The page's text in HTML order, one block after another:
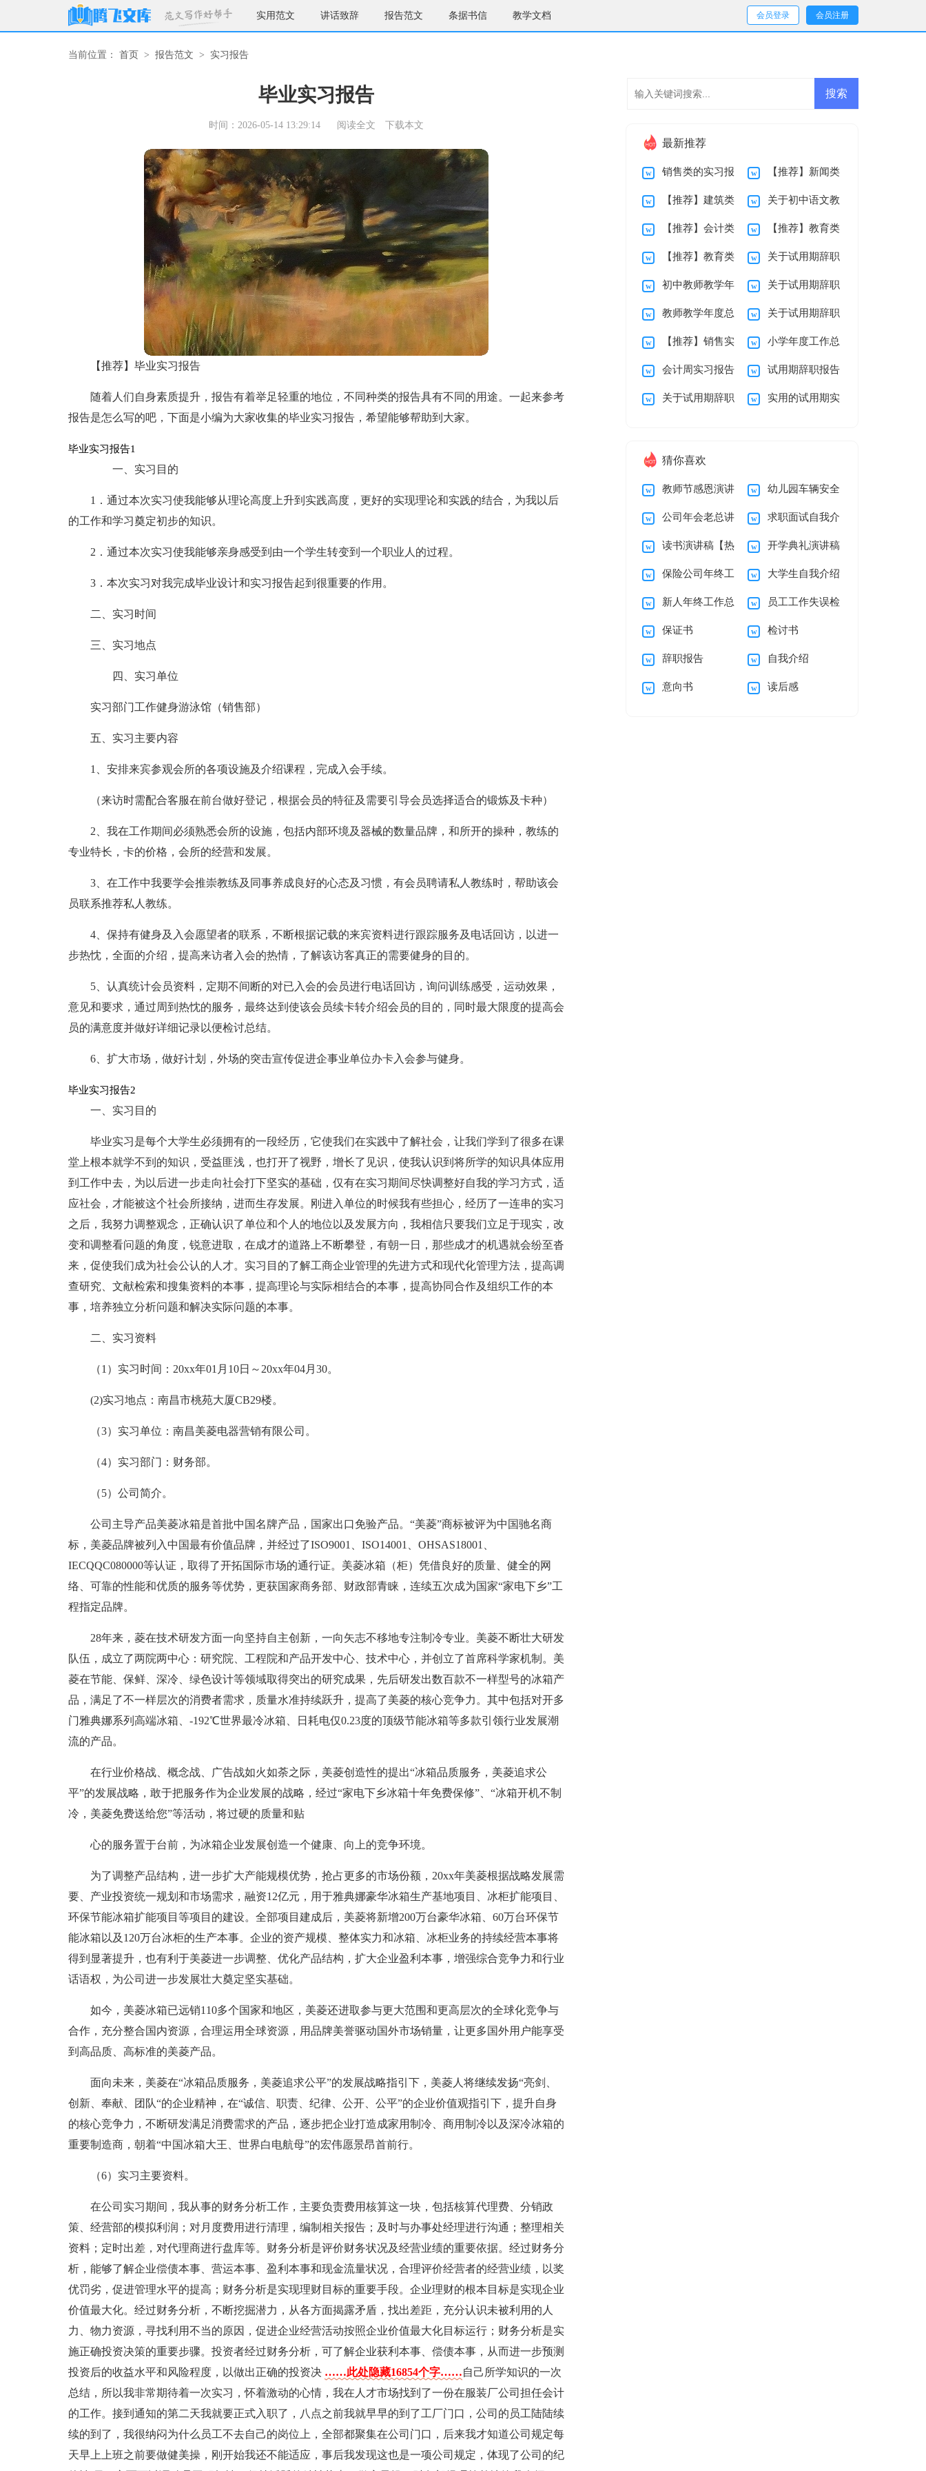
实用范文 讲话致辞 报告范文 条据书信 教学文档 会员登录 会员注册
当前位置： 首页 > 报告范文 > 实习报告
毕业实习报告
时间：2026-05-14 13:29:14 阅读全文 下载本文
【推荐】毕业实习报告
随着人们自身素质提升，报告有着举足轻重的地位，不同种类的报告具有不同的用途。一起来参考
报告是怎么写的吧，下面是小编为大家收集的毕业实习报告，希望能够帮助到大家。
毕业实习报告1
一、实习目的
1．通过本次实习使我能够从理论高度上升到实践高度，更好的实现理论和实践的结合，为我以后
的工作和学习奠定初步的知识。
2．通过本次实习使我能够亲身感受到由一个学生转变到一个职业人的过程。
3．本次实习对我完成毕业设计和实习报告起到很重要的作用。
二、实习时间
三、实习地点
四、实习单位
实习部门工作健身游泳馆（销售部）
五、实习主要内容
1、安排来宾参观会所的各项设施及介绍课程，完成入会手续。
（来访时需配合客服在前台做好登记，根据会员的特征及需要引导会员选择适合的锻炼及卡种）
2、我在工作期间必须熟悉会所的设施，包括内部环境及器械的数量品牌，和所开的操种，教练的
专业特长，卡的价格，会所的经营和发展。
3、在工作中我要学会推崇教练及同事养成良好的心态及习惯，有会员聘请私人教练时，帮助该会
员联系推荐私人教练。
4、保持有健身及入会愿望者的联系，不断根据记载的来宾资料进行跟踪服务及电话回访，以进一
步热忱，全面的介绍，提高来访者入会的热情，了解该访客真正的需要健身的目的。
5、认真统计会员资料，定期不间断的对已入会的会员进行电话回访，询问训练感受，运动效果，
意见和要求，通过周到热忱的服务，最终达到使该会员续卡转介绍会员的目的，同时最大限度的提高会
员的满意度并做好详细记录以便检讨总结。
6、扩大市场，做好计划，外场的突击宣传促进企事业单位办卡入会参与健身。
毕业实习报告2
一、实习目的
毕业实习是每个大学生必须拥有的一段经历，它使我们在实践中了解社会，让我们学到了很多在课
堂上根本就学不到的知识，受益匪浅，也打开了视野，增长了见识，使我认识到将所学的知识具体应用
到工作中去，为以后进一步走向社会打下坚实的基础，仅有在实习期间尽快调整好自我的学习方式，适
应社会，才能被这个社会所接纳，进而生存发展。刚进入单位的时候我有些担心，经历了一连串的实习
之后，我努力调整观念，正确认识了单位和个人的地位以及发展方向，我相信只要我们立足于现实，改
变和调整看问题的角度，锐意进取，在成才的道路上不断攀登，有朝一日，那些成才的机遇就会纷至沓
来，促使我们成为社会公认的人才。实习目的了解工商企业管理的先进方式和现代化管理方法，提高调
查研究、文献检索和搜集资料的本事，提高理论与实际相结合的本事，提高协同合作及组织工作的本
事，培养独立分析问题和解决实际问题的本事。
二、实习资料
（1）实习时间：20xx年01月10日～20xx年04月30。
(2)实习地点：南昌市桃苑大厦CB29楼。
（3）实习单位：南昌美菱电器营销有限公司。
（4）实习部门：财务部。
（5）公司简介。
公司主导产品美菱冰箱是首批中国名牌产品，国家出口免验产品。“美菱”商标被评为中国驰名商
标，美菱品牌被列入中国最有价值品牌，并经过了ISO9001、ISO14001、OHSAS18001、
IECQQC080000等认证，取得了开拓国际市场的通行证。美菱冰箱（柜）凭借良好的质量、健全的网
络、可靠的性能和优质的服务等优势，更获国家商务部、财政部青睐，连续五次成为国家“家电下乡”工
程指定品牌。
28年来，菱在技术研发方面一向坚持自主创新，一向矢志不移地专注制冷专业。美菱不断壮大研发
队伍，成立了两院两中心：研究院、工程院和产品开发中心、技术中心，并创立了首席科学家机制。美
菱在节能、保鲜、深冷、绿色设计等领域取得突出的研究成果，先后研发出数百款不一样型号的冰箱产
品，满足了不一样层次的消费者需求，质量水准持续跃升，提高了美菱的核心竞争力。其中包括对开多
门雅典娜系列高端冰箱、-192℃世界最冷冰箱、日耗电仅0.23度的顶级节能冰箱等多款引领行业发展潮
流的产品。
在行业价格战、概念战、广告战如火如荼之际，美菱创造性的提出“冰箱品质服务，美菱追求公
平”的发展战略，敢于把服务作为企业发展的战略，经过“家电下乡冰箱十年免费保修”、“冰箱开机不制
冷，美菱免费送给您”等活动，将过硬的质量和贴
心的服务置于台前，为冰箱企业发展创造一个健康、向上的竞争环境。
为了调整产品结构，进一步扩大产能规模优势，抢占更多的市场份额，20xx年美菱根据战略发展需
要、产业投资统一规划和市场需求，融资12亿元，用于雅典娜豪华冰箱生产基地项目、冰柜扩能项目、
环保节能冰箱扩能项目等项目的建设。全部项目建成后，美菱将新增200万台豪华冰箱、60万台环保节
能冰箱以及120万台冰柜的生产本事。企业的资产规模、整体实力和冰箱、冰柜业务的持续经营本事将
得到显著提升，也有利于美菱进一步调整、优化产品结构，扩大企业盈利本事，增强综合竞争力和行业
话语权，为公司进一步发展壮大奠定坚实基础。
如今，美菱冰箱已远销110多个国家和地区，美菱还进取参与更大范围和更高层次的全球化竞争与
合作，充分整合国内资源，合理运用全球资源，用品牌美誉驱动国外市场销量，让更多国外用户能享受
到高品质、高标准的美菱产品。
面向未来，美菱在“冰箱品质服务，美菱追求公平”的发展战略指引下，美菱人将继续发扬“亮剑、
创新、奉献、团队“的企业精神，在“诚信、职责、纪律、公开、公平”的企业价值观指引下，提升自身
的核心竞争力，不断研发满足消费需求的产品，逐步把企业打造成家用制冷、商用制冷以及深冷冰箱的
重要制造商，朝着“中国冰箱大王、世界白电航母”的宏伟愿景昂首前行。
（6）实习主要资料。
在公司实习期间，我从事的财务分析工作，主要负责费用核算这一块，包括核算代理费、分销政
策、经营部的模拟利润；对月度费用进行清理，编制相关报告；及时与办事处经理进行沟通；整理相关
资料；定时出差，对代理商进行盘库等。财务分析是评价财务状况及经营业绩的重要依据。经过财务分
析，能够了解企业偿债本事、营运本事、盈利本事和现金流量状况，合理评价经营者的经营业绩，以奖
优罚劣，促进管理水平的提高；财务分析是实现理财目标的重要手段。企业理财的根本目标是实现企业
价值最大化。经过财务分析，不断挖掘潜力，从各方面揭露矛盾，找出差距，充分认识未被利用的人
力、物力资源，寻找利用不当的原因，促进企业经营活动按照企业价值最大化目标运行；财务分析是实
施正确投资决策的重要步骤。投资者经过财务分析，可了解企业获利本事、偿债本事，从而进一步预测
投资后的收益水平和风险程度，以做出正确的投资决 ……此处隐藏16854个字……自己所学知识的一次
总结，所以我非常期待着一次实习，怀着激动的心情，我在人才市场找到了一份在服装厂公司担任会计
的工作。接到通知的第二天我就要正式入职了，八点之前我就早早的到了工厂门口，公司的员工陆陆续
续的到了，我很纳闷为什么员工不去自己的岗位上，全部都聚集在公司门口，后来我才知道公司规定每
天早上上班之前要做健美操，刚开始我还不能适应，事后我发现这也是一项公司规定，体现了公司的纪
最新推荐
销售类的实习报
告4篇
【推荐】新闻类
实习报告4篇
【推荐】建筑类
学生实习报告4篇
关于初中语文教
学工作总结锦集十篇
【推荐】会计类
实习报告4篇
【推荐】教育类
实习报告4篇
【推荐】教育类
实习报告3篇
关于试用期辞职
报告模板9篇
初中教师教学年
度工作总结
关于试用期辞职
报告模板锦集5篇
教师教学年度总
结
关于试用期辞职
报告模板锦集八篇
【推荐】销售实
习报告三篇
小学年度工作总
结
会计周实习报告
合集九篇
试用期辞职报告
模板锦集10篇
关于试用期辞职 实用的试用期实
猜你喜欢
教师节感恩演讲
稿(15篇)
幼儿园车辆安全
责任书
公司年会老总讲
话稿
求职面试自我介
绍(集合15篇)
读书演讲稿【热
门】
开学典礼演讲稿
集合15篇
保险公司年终工
作总结
大学生自我介绍
15篇
新人年终工作总
结
员工工作失误检
讨书(15篇)
保证书 检讨书
辞职报告 自我介绍
意向书 读后感